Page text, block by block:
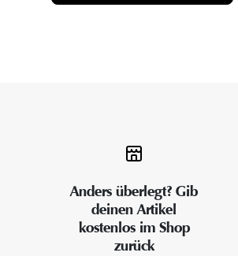
Anders überlegt? Gib
deinen Artikel
kostenlos im Shop
zurück